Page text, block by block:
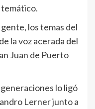
los temas del
la voz acerada del
Juan de Puerto
lo ligó
Lerner junto a